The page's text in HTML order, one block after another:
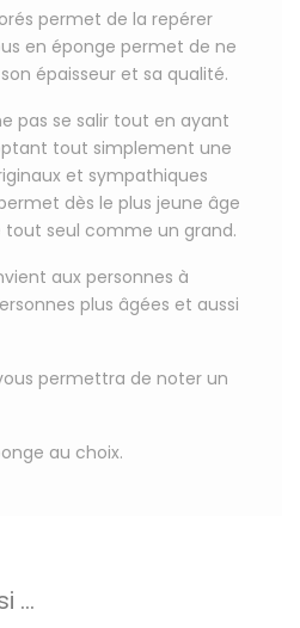
permet de la repérer
en éponge permet de ne
épaisseur et sa qualité.
pas se salir tout en ayant
tout simplement une
et sympathiques
dès le plus jeune âge
seul comme un grand.
aux personnes à
plus âgées et aussi
permettra de noter un
au choix.
...